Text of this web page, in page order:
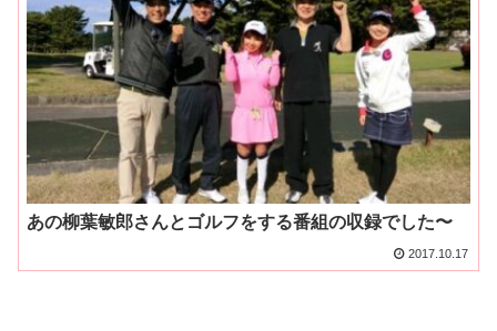
あの柳葉敏郎さんとゴルフをする番組の収録でした〜
2017.10.17